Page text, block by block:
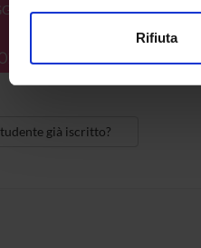
modificare o ritirare il tuo
Rifiuta
già iscritto?